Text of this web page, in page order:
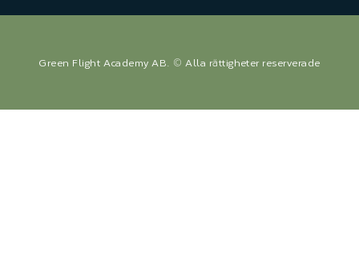
Green Flight Academy AB. © Alla rättigheter reserverade